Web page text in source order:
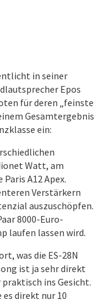
in seiner
Epos
für deren „feinste
Gesamtergebnis
ein:
Watt, am
Paris A12 Apex.
Verstärkern
auszuschöpfen.
8000-Euro-
laufen lassen wird.
was die ES-28N
ist ja sehr direkt
ins Gesicht.
es direkt nur 10